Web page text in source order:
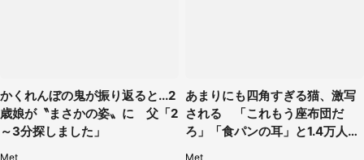
かくれんぼの鬼が振り返ると...2
歳娘が〝まさかの姿〟に 父「2
～3分探しました」
Met
あまりにも四角すぎる猫、激写
される 「これもう座布団だ
ろ」「食パンの耳」と1.4万人困
Met